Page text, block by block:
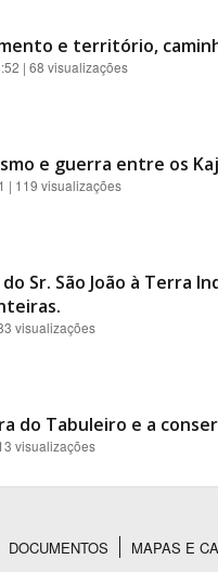
e território,
| 68 visualizações
e guerra entre os
| 119 visualizações
Sr. São João à Terra
visualizações
do Tabuleiro e a
visualizações
DOCUMENTOS MAPAS E